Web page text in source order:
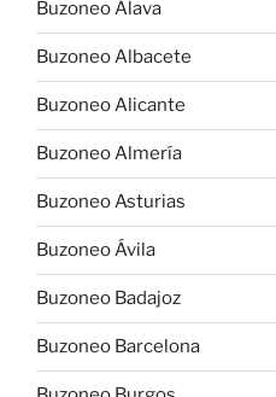
Buzoneo Álava
Buzoneo Albacete
Buzoneo Alicante
Buzoneo Almería
Buzoneo Asturias
Buzoneo Ávila
Buzoneo Badajoz
Buzoneo Barcelona